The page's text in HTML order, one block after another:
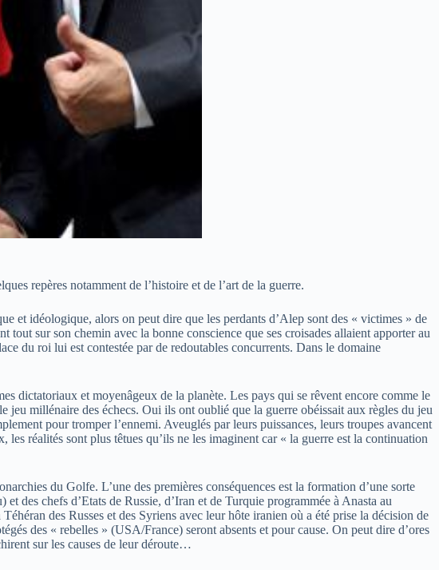
repères notamment de l’histoire et de l’art de la guerre.
et idéologique, alors on peut dire que les perdants d’Alep sont des « victimes » de
sur son chemin avec la bonne conscience que ses croisades allaient apporter au
du roi lui est contestée par de redoutables concurrents. Dans le domaine
dictatoriaux et moyenâgeux de la planète. Les pays qui se rêvent encore comme le
jeu millénaire des échecs. Oui ils ont oublié que la guerre obéissait aux règles du jeu
pour tromper l’ennemi. Aveuglés par leurs puissances, leurs troupes avancent
réalités sont plus têtues qu’ils ne les imaginent car « la guerre est la continuation
du Golfe. L’une des premières conséquences est la formation d’une sorte
des chefs d’Etats de Russie, d’Iran et de Turquie programmée à Anasta au
des Russes et des Syriens avec leur hôte iranien où a été prise la décision de
des « rebelles » (USA/France) seront absents et pour cause. On peut dire d’ores
sur les causes de leur déroute…